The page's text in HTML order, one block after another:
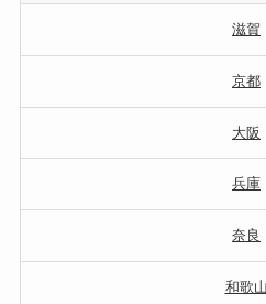
滋賀
京都
大阪
兵庫
奈良
和歌山